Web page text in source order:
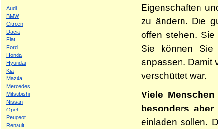
Audi
BMW
Citroen
Dacia
Fiat
Ford
Honda
Hyundai
Kia
Mazda
Mercedes
Mitsubishi
Nissan
Opel
Peugeot
Renault
Eigenschaften
zu ändern. Die
offen stehen.
Sie können
anpassen. Damit
verschüttet war.
Viele
besonders
einladen sollen.